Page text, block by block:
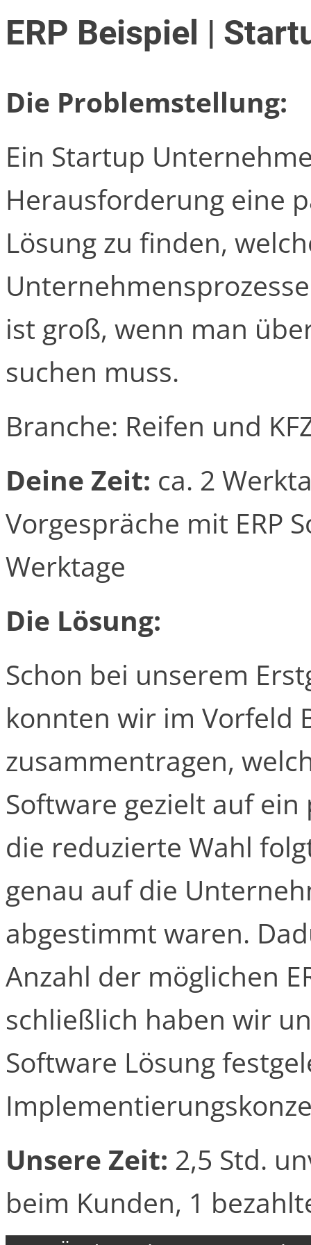
ERP Beispiel |
Die Problemstellung:
Ein Startup
Herausforderung eine
Lösung zu finden,
ist groß, wenn man
suchen muss.
Branche: Reifen und
Deine Zeit: ca. 2
Vorgespräche mit ERP
Werktage
Die Lösung:
Schon bei unserem
konnten wir im Vorfeld
zusammentragen,
Software gezielt auf
die reduzierte Wahl
genau auf die
abgestimmt waren.
Anzahl der möglichen
schließlich haben wir
Software Lösung
Unsere Zeit: 2,5 Std.
beim Kunden, 1